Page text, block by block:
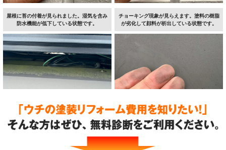
屋根に苔の付着が見られました。湿気を含み
防水機能が低下している状態です。
チョーキング現象が見らえます。塗料の樹脂
が劣化して顔料が析出している状態です。